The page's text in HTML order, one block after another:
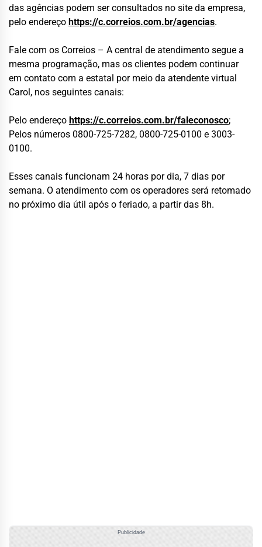
das agências podem ser consultados no site da empresa,
pelo endereço https://c.correios.com.br/agencias.
Fale com os Correios – A central de atendimento segue a
mesma programação, mas os clientes podem continuar
em contato com a estatal por meio da atendente virtual
Carol, nos seguintes canais:
Pelo endereço https://c.correios.com.br/faleconosco;
Pelos números 0800-725-7282, 0800-725-0100 e 3003-
0100.
Esses canais funcionam 24 horas por dia, 7 dias por
semana. O atendimento com os operadores será retomado
no próximo dia útil após o feriado, a partir das 8h.
Publicidade